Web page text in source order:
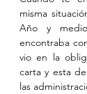
misma
Año y
encontraba
vio en la
carta y esta
las